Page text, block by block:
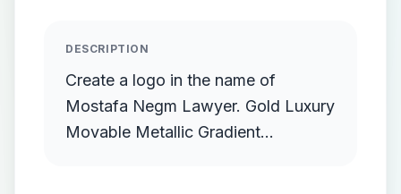
DESCRIPTION
Create a logo in the name of
Mostafa Negm Lawyer. Gold Luxury
Movable Metallic Gradient